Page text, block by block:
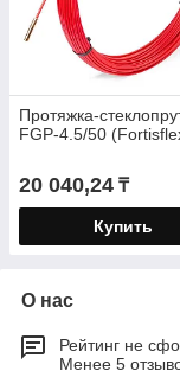
Протяжка-
FGP-4.5/50
20 040,24 ₸
Купить
О нас
Рейтинг не
Менее 5